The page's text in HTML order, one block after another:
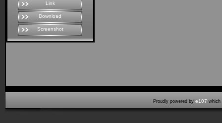
Link
Download
Screenshot
Proudly powered by e107 which